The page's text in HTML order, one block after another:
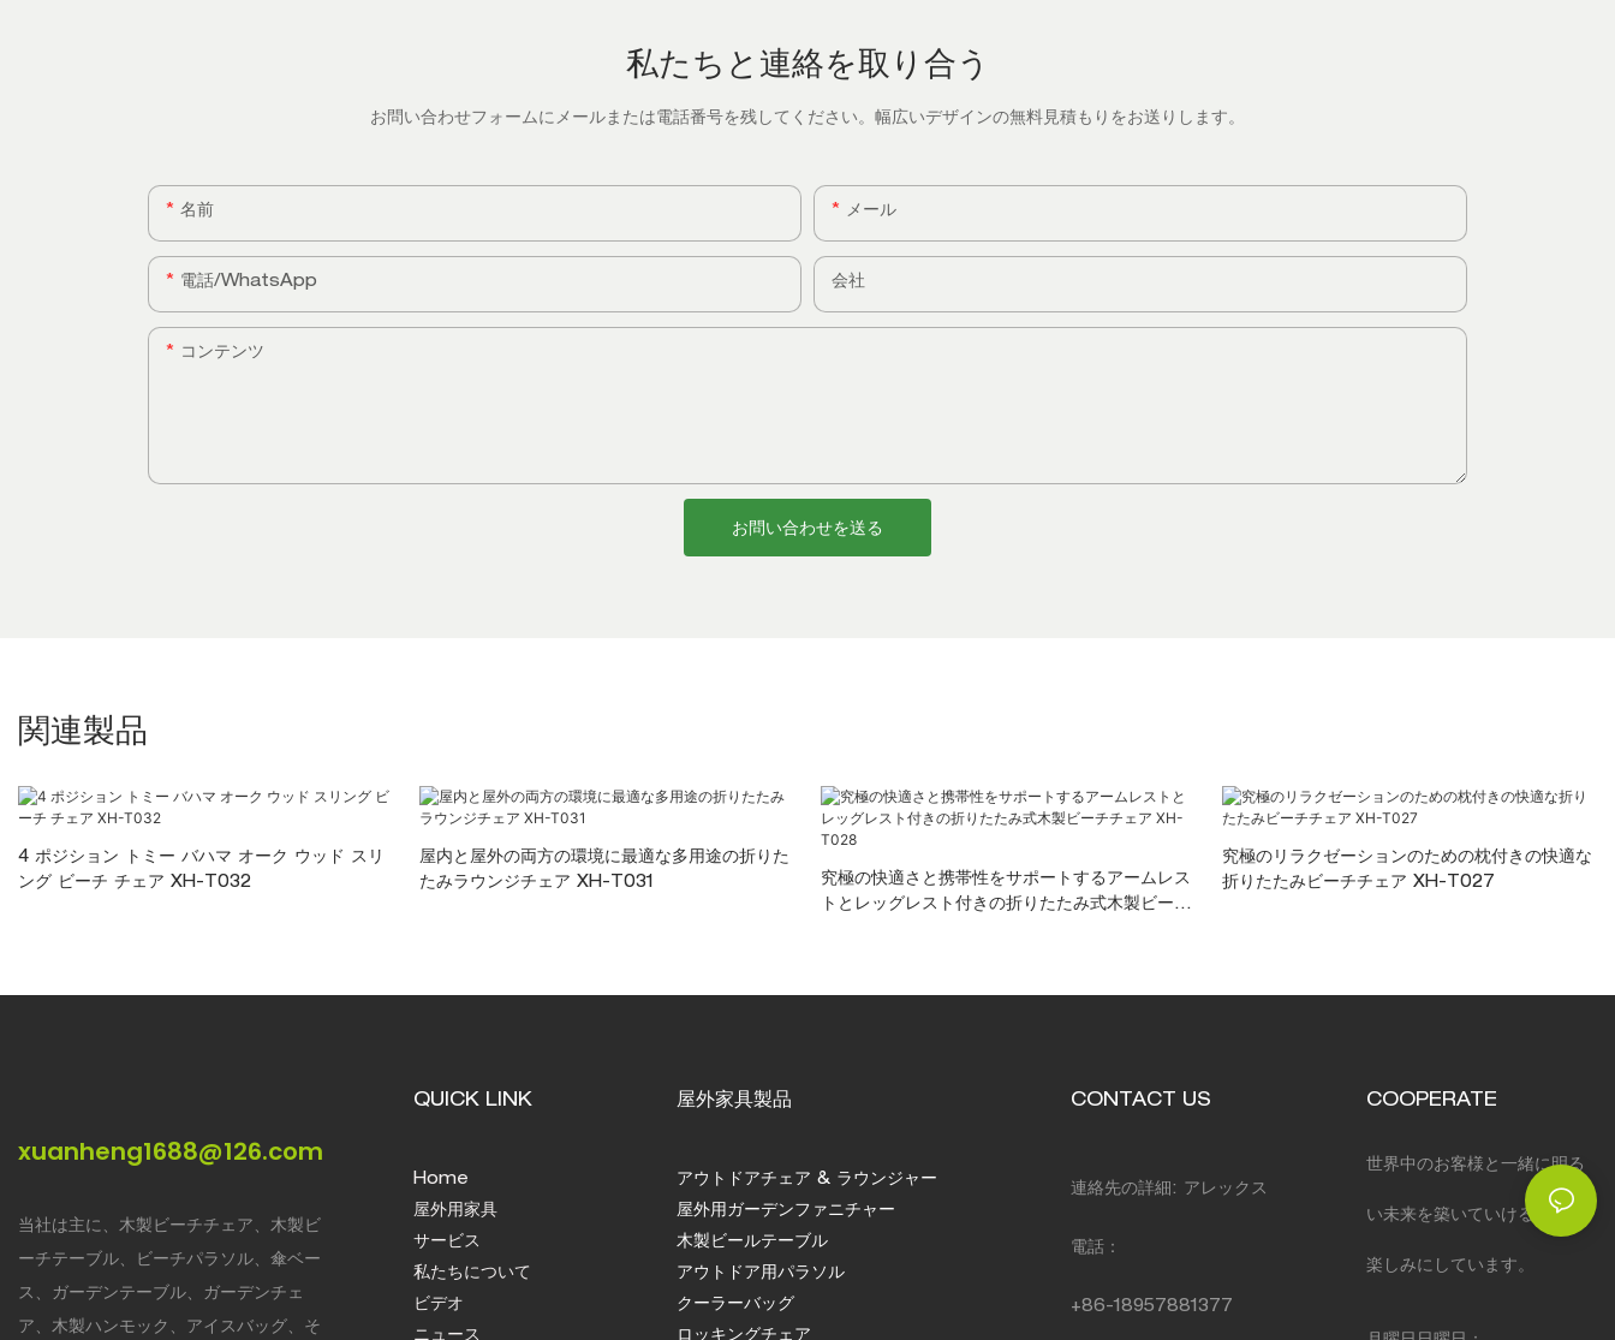
私たちと連絡を取り合う
お問い合わせフォームにメールまたは電話番号を残してください。幅広いデザインの無料見積もりをお送りします。
名前 メール
電話/WhatsApp 会社
コンテンツ
お問い合わせを送る
関連製品
4 ポジション トミー バハマ オーク ウッド スリ
ング ビーチ チェア XH-T032
屋内と屋外の両方の環境に最適な多用途の折りた
たみラウンジチェア XH-T031
究極の快適さと携帯性をサポートするアームレス
トとレッグレスト付きの折りたたみ式木製ビーチ
究極のリラクゼーションのための枕付きの快適な
折りたたみビーチチェア XH-T027
xuanheng1688@126.com
当社は主に、木製ビーチチェア、木製ビ
ーチテーブル、ビーチパラソル、傘ベー
ス、ガーデンテーブル、ガーデンチェ
ア、木製ハンモック、アイスバッグ、そ
QUICK LINK
Home
屋外用家具
サービス
私たちについて
ビデオ
ニュース
屋外家具製品
アウトドアチェア & ラウンジャー
屋外用ガーデンファニチャー
木製ビールテーブル
アウトドア用パラソル
クーラーバッグ
ロッキングチェア
CONTACT US
連絡先の詳細: アレックス
電話：
+86-18957881377
COOPERATE
世界中のお客様と一緒に明る
い未来を築いていけることを
楽しみにしています。